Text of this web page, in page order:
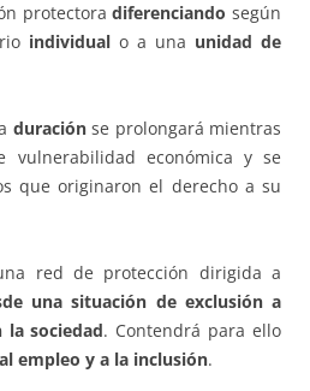
protectoradiferenciando según
individual o a una unidad de
duraciónse prolongará mientras
vulnerabilidad económica y se
que originaron el derecho a su
red de protección dirigida a
una situación de exclusión a
sociedad. Contendrá para ello
empleo y a la inclusión.